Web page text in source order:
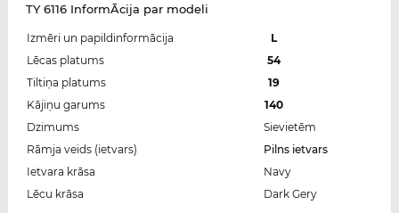
TY 6116 InformĀcija par modeli
Izmēri un papildinformācija
L
Lēcas platums
54
Tiltiņa platums
19
Kājiņu garums
140
Dzimums
Sievietēm
Rāmja veids (ietvars)
Pilns ietvars
Ietvara krāsa
Navy
Lēcu krāsa
Dark Gery